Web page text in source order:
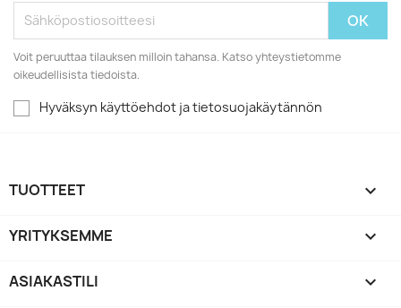
Voit peruuttaa tilauksen milloin tahansa. Katso yhteystietomme
oikeudellisista tiedoista.
Hyväksyn käyttöehdot ja tietosuojakäytännön
TUOTTEET 
YRITYKSEMME 
ASIAKASTILI 